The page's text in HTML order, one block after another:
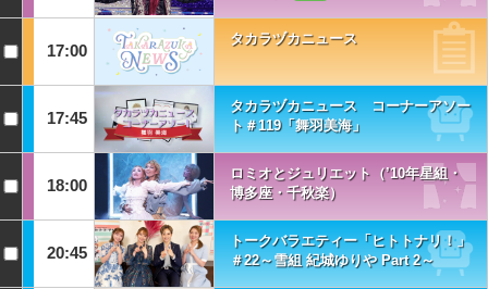
17:00
タカラヅカニュース
17:45
タカラヅカニュース コーナーアソー
ト＃119「舞羽美海」
18:00
ロミオとジュリエット（’10年星組・
博多座・千秋楽）
20:45
トークバラエティー「ヒトトナリ！」
＃22～雪組 紀城ゆりや Part 2～